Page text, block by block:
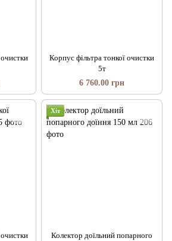
Корпус фільтра тонкої очистки
5т
6 760.00 грн
Хіт
Колектор доїльний попарного